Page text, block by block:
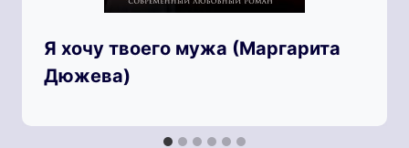
Я хочу твоего мужа (Маргарита
Дюжева)